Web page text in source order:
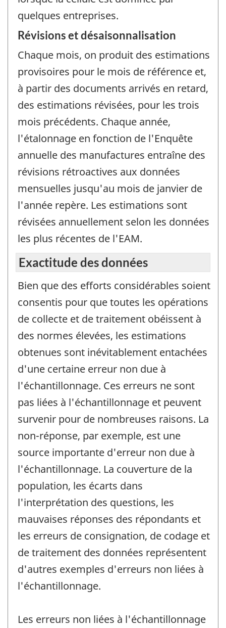
quelques entreprises.
Révisions et désaisonnalisation
Chaque mois, on produit des estimations
provisoires pour le mois de référence et,
à partir des documents arrivés en retard,
des estimations révisées, pour les trois
mois précédents. Chaque année,
l'étalonnage en fonction de l'Enquête
annuelle des manufactures entraîne des
révisions rétroactives aux données
mensuelles jusqu'au mois de janvier de
l'année repère. Les estimations sont
révisées annuellement selon les données
les plus récentes de l'EAM.
Exactitude des données
Bien que des efforts considérables soient
consentis pour que toutes les opérations
de collecte et de traitement obéissent à
des normes élevées, les estimations
obtenues sont inévitablement entachées
d'une certaine erreur non due à
l'échantillonnage. Ces erreurs ne sont
pas liées à l'échantillonnage et peuvent
survenir pour de nombreuses raisons. La
non-réponse, par exemple, est une
source importante d'erreur non due à
l'échantillonnage. La couverture de la
population, les écarts dans
l'interprétation des questions, les
mauvaises réponses des répondants et
les erreurs de consignation, de codage et
de traitement des données représentent
d'autres exemples d'erreurs non liées à
l'échantillonnage.
Les erreurs non liées à l'échantillonnage